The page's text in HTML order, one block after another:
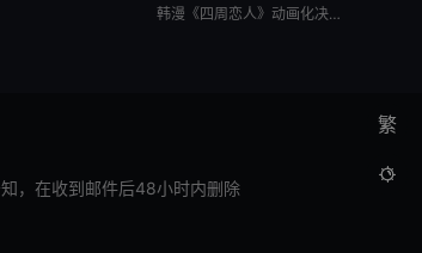
韩漫《四周恋人》动画化决定！
繁

，在收到邮件后48小时内删除